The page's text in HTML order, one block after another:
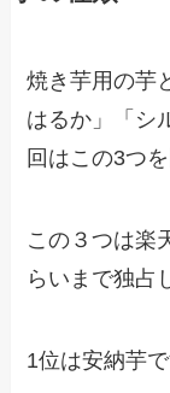
焼き芋用の芋
はるか」「シ
回はこの3つを
この３つは楽
らいまで独占
1位は安納芋で